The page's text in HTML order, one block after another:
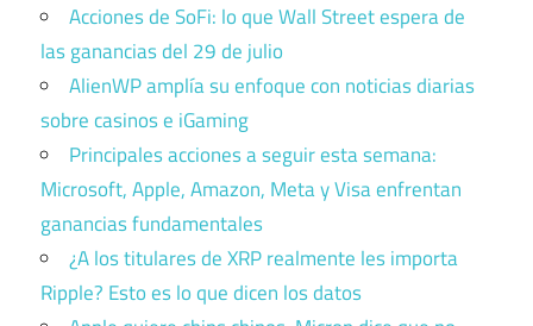
Acciones de SoFi: lo que Wall Street espera de
las ganancias del 29 de julio
AlienWP amplía su enfoque con noticias diarias
sobre casinos e iGaming
Principales acciones a seguir esta semana:
Microsoft, Apple, Amazon, Meta y Visa enfrentan
ganancias fundamentales
¿A los titulares de XRP realmente les importa
Ripple? Esto es lo que dicen los datos